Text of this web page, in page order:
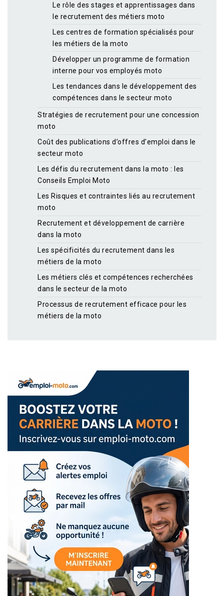
Le rôle des stages et apprentissages dans
le recrutement des métiers moto
Les centres de formation spécialisés pour
les métiers de la moto
Développer un programme de formation
interne pour vos employés moto
Les tendances dans le développement des
compétences dans le secteur moto
Stratégies de recrutement pour une concession
moto
Coût des publications d’offres d’emploi dans le
secteur moto
Les défis du recrutement dans la moto : les
Conseils Emploi Moto
Les Risques et contraintes liés au recrutement
moto
Recrutement et développement de carrière
dans la moto
Les spécificités du recrutement dans les
métiers de la moto
Les métiers clés et compétences recherchées
dans le secteur de la moto
Processus de recrutement efficace pour les
métiers de la moto